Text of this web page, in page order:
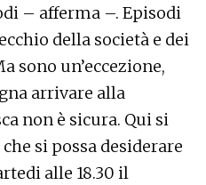
– afferma –. Episodi
della società e dei
sono un’eccezione,
arrivare alla
non è sicura. Qui si
si possa desiderare
alle 18.30 il